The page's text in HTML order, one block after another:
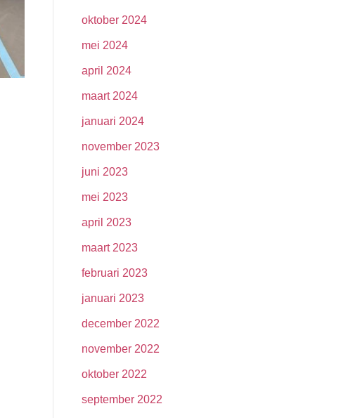
oktober 2024
mei 2024
april 2024
maart 2024
januari 2024
november 2023
juni 2023
mei 2023
april 2023
maart 2023
februari 2023
januari 2023
december 2022
november 2022
oktober 2022
september 2022